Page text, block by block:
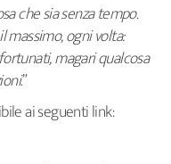
che sia senza tempo.
ogni volta:
magari qualcosa
.”
ai seguenti link: